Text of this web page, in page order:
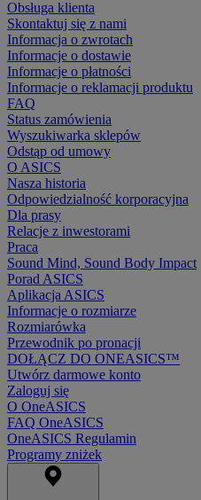
Obsługa klienta
Skontaktuj się z nami
Informacja o zwrotach
Informacje o dostawie
Informacje o płatności
Informacje o reklamacji produktu
FAQ
Status zamówienia
Wyszukiwarka sklepów
Odstąp od umowy
O ASICS
Nasza historia
Odpowiedzialność korporacyjna
Dla prasy
Relacje z inwestorami
Praca
Sound Mind, Sound Body Impact
Porad ASICS
Aplikacja ASICS
Informacje o rozmiarze
Rozmiarówka
Przewodnik po pronacji
DOŁĄCZ DO ONEASICS™
Utwórz darmowe konto
Zaloguj się
O OneASICS
FAQ OneASICS
OneASICS Regulamin
Programy zniżek